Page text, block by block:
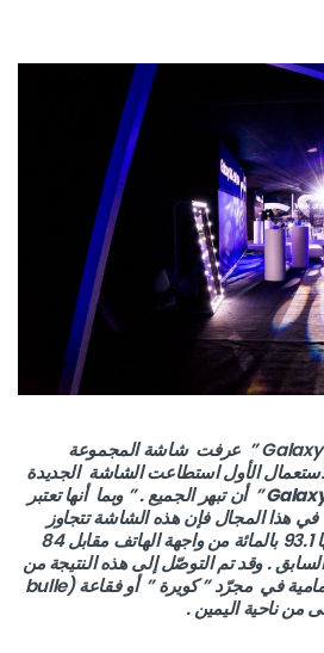
منذ الظهور الأول لهاتف ” Galaxy S ” عرفت شاشة المجموعة
2.6 .ومنذ الاستعمال الأول استطاعت الشاشة الجديدة
” أن تبهر الجميع . ” وبما أنها تعتبر
هذا المجال فإن هذه الشاشة تتجاوز
كافة الحدود من خلال تغطّيتها 93.1 بالمائة من واجهة الهاتف مقابل 84
السابق . وقد تم التوصّل إلى هذه النتيجة من
خلال دمج وحدة الصورة الأمامية في مجرّد ” كويرة ” أو فقاعة (bulle
من ناحية اليمين .